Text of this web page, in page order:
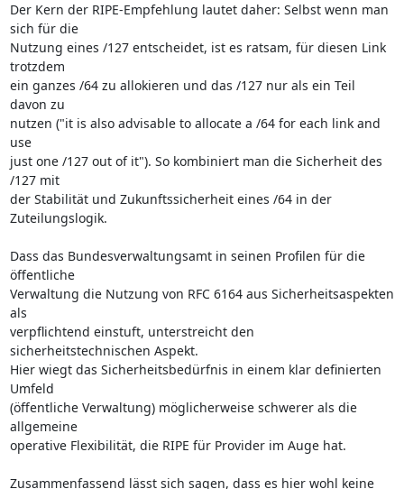
Der Kern der RIPE-Empfehlung lautet daher: Selbst wenn man
sich für die
Nutzung eines /127 entscheidet, ist es ratsam, für diesen Link
trotzdem
ein ganzes /64 zu allokieren und das /127 nur als ein Teil
davon zu
nutzen ("it is also advisable to allocate a /64 for each link and
use
just one /127 out of it"). So kombiniert man die Sicherheit des
/127 mit
der Stabilität und Zukunftssicherheit eines /64 in der
Zuteilungslogik.
Dass das Bundesverwaltungsamt in seinen Profilen für die
öffentliche
Verwaltung die Nutzung von RFC 6164 aus Sicherheitsaspekten
als
verpflichtend einstuft, unterstreicht den
sicherheitstechnischen Aspekt.
Hier wiegt das Sicherheitsbedürfnis in einem klar definierten
Umfeld
(öffentliche Verwaltung) möglicherweise schwerer als die
allgemeine
operative Flexibilität, die RIPE für Provider im Auge hat.
Zusammenfassend lässt sich sagen, dass es hier wohl keine